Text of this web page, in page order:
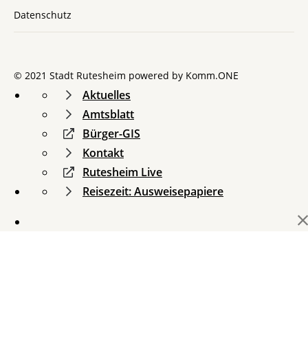
Datenschutz
© 2021 Stadt Rutesheim powered by Komm.ONE
Aktuelles
Amtsblatt
Bürger-GIS
Kontakt
Rutesheim Live
Reisezeit: Ausweisepapiere